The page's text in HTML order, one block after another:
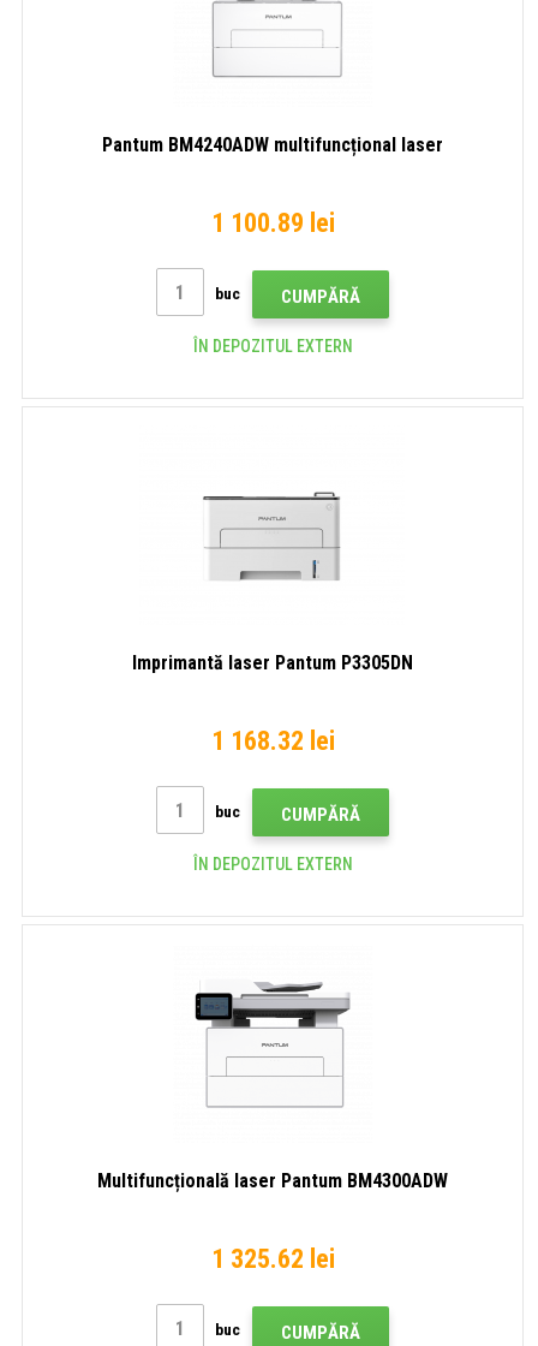
Pantum BM4240ADW multifuncțional laser
1 100.89 lei
buc CUMPĂRĂ
ÎN DEPOZITUL EXTERN
Imprimantă laser Pantum P3305DN
1 168.32 lei
buc CUMPĂRĂ
ÎN DEPOZITUL EXTERN
Multifuncțională laser Pantum BM4300ADW
1 325.62 lei
buc CUMPĂRĂ